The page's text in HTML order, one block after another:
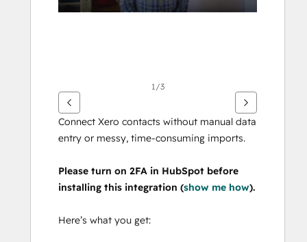
1/3
Connect Xero contacts without manual data
entry or messy, time-consuming imports.
Please turn on 2FA in HubSpot before
installing this integration (show me how).
Here’s what you get: